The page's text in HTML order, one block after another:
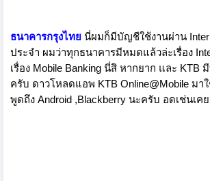
ธนาคารกรุงไทย นี่ผมก็มีบัญชีใช้งานผ่าน
ประจำ ผมว่าทุกธนาคารมีหมดแล้วล่ะเรื่อง
เรื่อง Mobile Banking นี่สิ หากยาก และ KTB
ครับ ดาวโหลดแอพ KTB Online@Mobile มา
พูดถึง Android ,Blackberry นะครับ อดเช่นเคย